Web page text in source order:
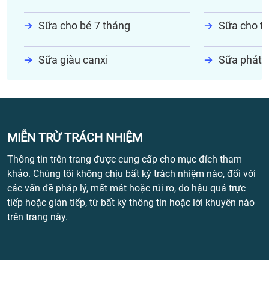
Sữa cho bé 7 tháng Sữa cho
Sữa giàu canxi Sữa phát
MIỄN TRỪ TRÁCH NHIỆM
Thông tin trên trang được cung cấp cho mục đích tham
khảo. Chúng tôi không chịu bất kỳ trách nhiệm nào, đối với
các vấn đề pháp lý, mất mát hoặc rủi ro, do hậu quả trực
tiếp hoặc gián tiếp, từ bất kỳ thông tin hoặc lời khuyên nào
trên trang này.